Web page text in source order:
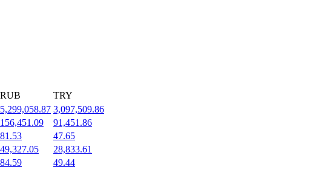
RUB
TRY
5,299,058.87 3,097,509.86
156,451.09
91,451.86
81.53
47.65
49,327.05
28,833.61
84.59
49.44